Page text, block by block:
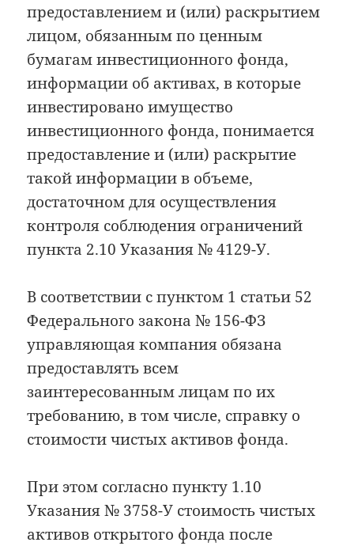
предоставлением и (или) раскрытием
лицом, обязанным по ценным
бумагам инвестиционного фонда,
информации об активах, в которые
инвестировано имущество
инвестиционного фонда, понимается
предоставление и (или) раскрытие
такой информации в объеме,
достаточном для осуществления
контроля соблюдения ограничений
пункта 2.10 Указания № 4129-У.
В соответствии с пунктом 1 статьи 52
Федерального закона № 156-ФЗ
управляющая компания обязана
предоставлять всем
заинтересованным лицам по их
требованию, в том числе, справку о
стоимости чистых активов фонда.
При этом согласно пункту 1.10
Указания № 3758-У стоимость чистых
активов открытого фонда после